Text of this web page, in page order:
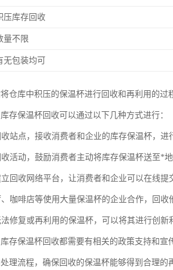
压库存回收
量不限
无包装均可
仓库中积压的保温杯进行回收和再利用的
存保温杯回收可以通过以下几种方式进行：
站点，接收消费者和企业的库存保温杯，进
活动，鼓励消费者主动将库存保温杯送至*
回收网络平台，让消费者和企业可以在线提
咖啡店等使用大量保温杯的企业合作，回收
修复或再利用的保温杯，可以将其进行创新
存保温杯回收都需要有相关的政策支持和
理流程，确保回收的保温杯能够得到合理的